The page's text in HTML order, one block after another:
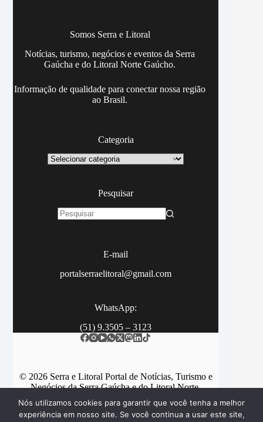
Somos Serra e Litoral
Notícias, turismo, negócios e eventos da Serra
Gaúcha e do Litoral Norte Gaúcho.
Informação de qualidade para conectar nossa região
ao Brasil.
Categoria
Categoria
Pesquisar
E-mail
portalserraelitoral@gmail.com
WhatsApp:
(51) 9.3505 – 3123
© 2026 Serra e Litoral Portal de Notícias, Turismo e
Negócios da Serra Gaúcha e do Litoral Norte.
Nós utilizamos cookies para garantir que você tenha a melhor
experiência em nosso site. Se você continua a usar este site,